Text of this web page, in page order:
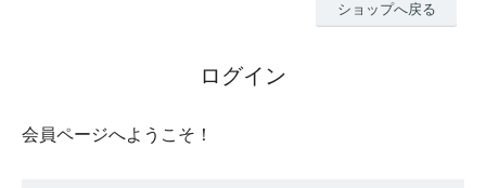
ショップへ戻る
ログイン
会員ページへようこそ！